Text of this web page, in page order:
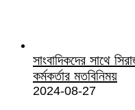
সাংবাদিকদের সাথে
কর্মকর্তার মতবিনিময়
2024-08-27